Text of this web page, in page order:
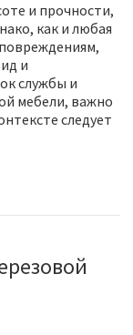
и прочности,
как и любая
и
службы и
мебели, важно
следует